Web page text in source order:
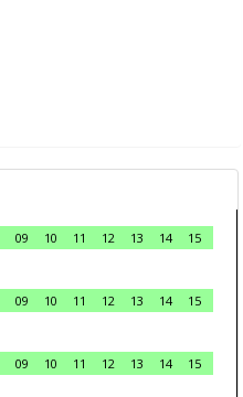
09 10 11 12 13 14
15
09 10 11 12 13 14
15
09 10 11 12 13 14
15